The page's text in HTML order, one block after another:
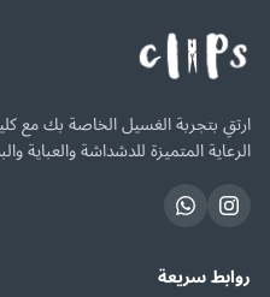
ارتقِ بتجربة الغسيل الخاصة بك
الرعاية المتميزة للدشداشة والعباية
روابط سريعة